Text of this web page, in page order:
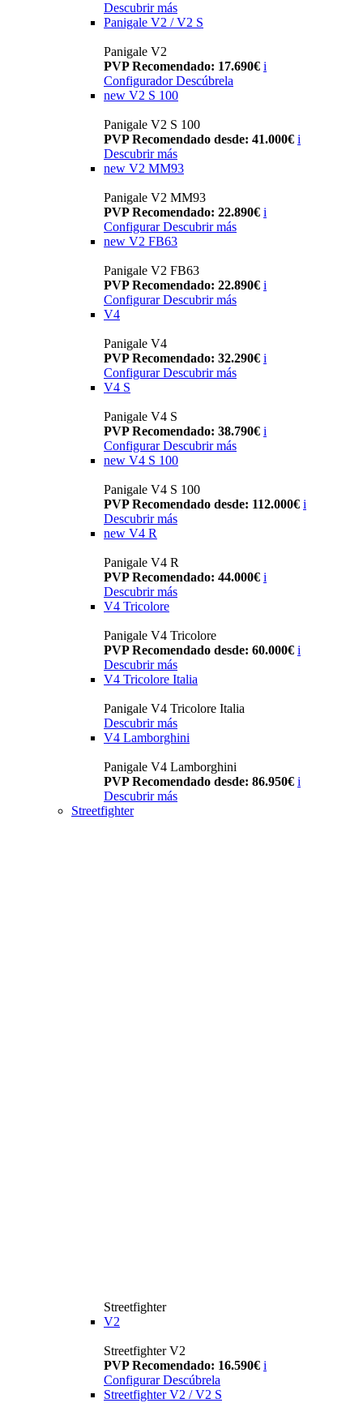
Descubrir más
Panigale V2 / V2 S
Panigale V2
PVP Recomendado: 17.690€ i
Configurador Descúbrela
new V2 S 100
Panigale V2 S 100
PVP Recomendado desde: 41.000€ i
Descubrir más
new V2 MM93
Panigale V2 MM93
PVP Recomendado: 22.890€ i
Configurar Descubrir más
new V2 FB63
Panigale V2 FB63
PVP Recomendado: 22.890€ i
Configurar Descubrir más
V4
Panigale V4
PVP Recomendado: 32.290€ i
Configurar Descubrir más
V4 S
Panigale V4 S
PVP Recomendado: 38.790€ i
Configurar Descubrir más
new V4 S 100
Panigale V4 S 100
PVP Recomendado desde: 112.000€ i
Descubrir más
new V4 R
Panigale V4 R
PVP Recomendado: 44.000€ i
Descubrir más
V4 Tricolore
Panigale V4 Tricolore
PVP Recomendado desde: 60.000€ i
Descubrir más
V4 Tricolore Italia
Panigale V4 Tricolore Italia
Descubrir más
V4 Lamborghini
Panigale V4 Lamborghini
PVP Recomendado desde: 86.950€ i
Descubrir más
Streetfighter
Streetfighter
V2
Streetfighter V2
PVP Recomendado: 16.590€ i
Configurar Descúbrela
Streetfighter V2 / V2 S